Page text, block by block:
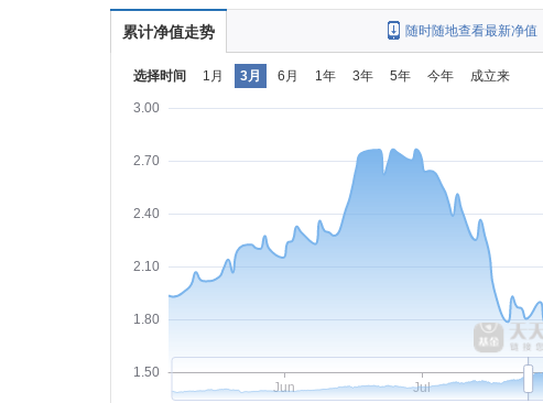
累计净值走势 随时随地查看最新净值
选择时间 1月 3月 6月 1年 3年 5年 今年 成立来
1.50
1.80
2.10
2.40
2.70
3.00
Jun Jul